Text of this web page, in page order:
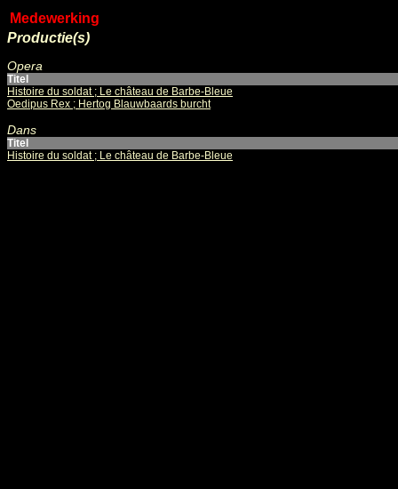
Medewerking
Productie(s)
Opera
Titel
Histoire du soldat ; Le château de Barbe-Bleue
Oedipus Rex ; Hertog Blauwbaards burcht
Dans
Titel
Histoire du soldat ; Le château de Barbe-Bleue